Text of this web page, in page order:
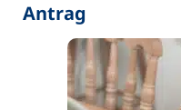
Antrag